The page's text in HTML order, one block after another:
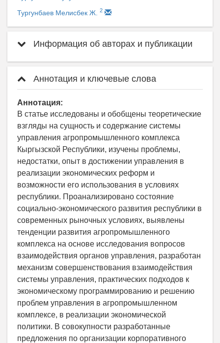
Тургунбаев Мелисбек Ж. 2
Информация об авторах и публикации
Аннотация и ключевые слова
Аннотация:
В статье исследованы и обобщены теоретические
взгляды на сущность и содержание системы
управления агропромышленного комплекса
Кыргызской Республики, изучены проблемы,
недостатки, опыт в достижении управления в
реализации экономических реформ и
возможности его использования в условиях
республики. Проанализировано состояние
социально-экономического развития республики в
современных рыночных условиях, выявлены
тенденции развития агропромышленного
комплекса на основе исследования вопросов
взаимодействия органов управления, разработан
механизм совершенствования взаимодействия
системы управления, практических подходов к
экономическому программированию и решению
проблем управления в агропромышленном
комплексе, в реализации экономической
политики. В совокупности разработанные
предложения по организации корпоративного